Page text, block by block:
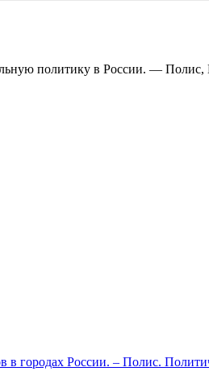
политику в России. —
городах России. – Полис.